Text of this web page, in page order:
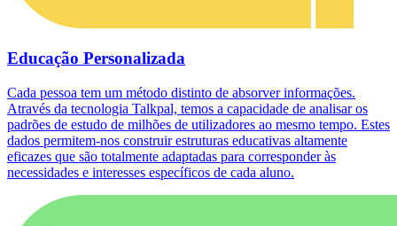
Educação Personalizada
Cada pessoa tem um método distinto de absorver informações.
Através da tecnologia Talkpal, temos a capacidade de analisar os
padrões de estudo de milhões de utilizadores ao mesmo tempo. Estes
dados permitem-nos construir estruturas educativas altamente
eficazes que são totalmente adaptadas para corresponder às
necessidades e interesses específicos de cada aluno.